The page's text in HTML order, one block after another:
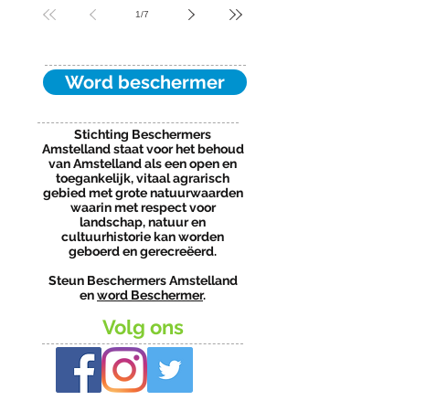
1/7
Word beschermer
Stichting Beschermers
Amstelland staat voor het behoud
van Amstelland als een open en
toegankelijk, vitaal agrarisch
gebied met grote natuurwaarden
waarin met respect voor
landschap, natuur en
cultuurhistorie kan worden
geboerd en gerecreëerd.
Steun Beschermers Amstelland
enword Beschermer.
Volg ons